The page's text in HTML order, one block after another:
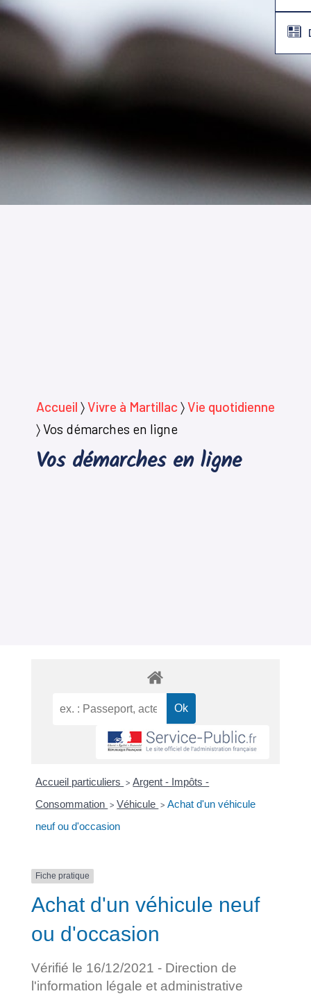
Accueil 〉Vivre à Martillac 〉Vie quotidienne
〉Vos démarches en ligne
Vos démarches en ligne
Accueil particuliers > Argent - Impôts -
Consommation > Véhicule > Achat d'un véhicule
neuf ou d'occasion
Fiche pratique
Achat d'un véhicule neuf
ou d'occasion
Vérifié le 16/12/2021 - Direction de
l'information légale et administrative